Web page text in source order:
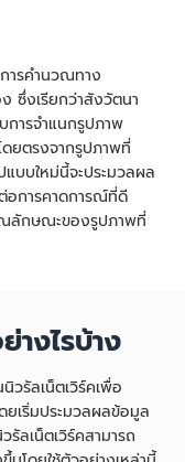
ารคำนวณทาง
ซึ่งเรียกว่าสังวัตนา
การจำแนกรูปภาพ
ยตรงจากรูปภาพที่
แบบใหม่นี้จะประมวลผล
การคาดการณ์ที่ดี
ณลักษณะของรูปภาพที่
างไรบ้าง
วรัลเน็ตเวิร์คเพื่อ
ยเริ่มประมวลผลข้อมูล
ลเน็ตเวิร์คสามารถ